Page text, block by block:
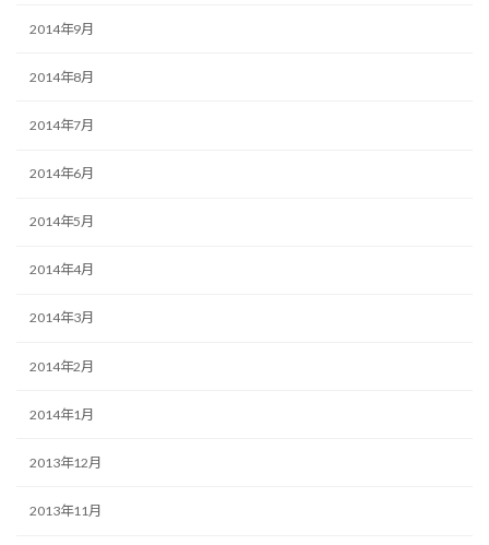
2014年9月
2014年8月
2014年7月
2014年6月
2014年5月
2014年4月
2014年3月
2014年2月
2014年1月
2013年12月
2013年11月